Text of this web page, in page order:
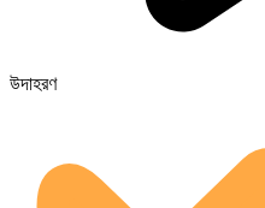
উদাহরণ